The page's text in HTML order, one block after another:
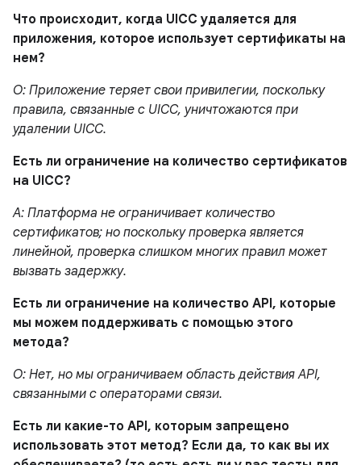
Что происходит, когда UICC удаляется для
приложения, которое использует сертификаты на
нем?
О: Приложение теряет свои привилегии, поскольку
правила, связанные с UICC, уничтожаются при
удалении UICC.
Есть ли ограничение на количество сертификатов
на UICC?
A: Платформа не ограничивает количество
сертификатов; но поскольку проверка является
линейной, проверка слишком многих правил может
вызвать задержку.
Есть ли ограничение на количество API, которые
мы можем поддерживать с помощью этого
метода?
О: Нет, но мы ограничиваем область действия API,
связанными с операторами связи.
Есть ли какие-то API, которым запрещено
использовать этот метод? Если да, то как вы их